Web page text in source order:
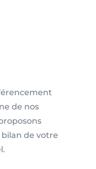
de nos
de votre